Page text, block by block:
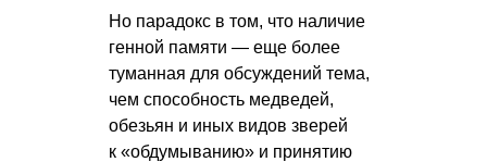
Но парадокс в том, что наличие
генной памяти — еще более
туманная для обсуждений тема,
чем способность медведей,
обезьян и иных видов зверей
к «обдумыванию» и принятию